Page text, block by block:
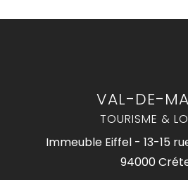
VAL-DE-
TOURISME &
Immeuble Eiffel - 13-15
94000